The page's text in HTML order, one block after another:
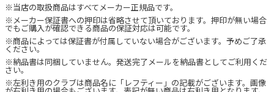
※当店の取扱商品はすべてメーカー正規品です。
※メーカー保証書への押印は省略させて頂いております。押印が無い場合
でもご購入が確認できる商品の保証対応は可能です。
※商品によっては保証書が付属していない場合がございます。予めご了承
ください。
※納品書は同梱していません。発送完了メールを納品書としてご利用くだ
さい。
※左利き用のクラブは商品名に「レフティー」の記載がございます。画像